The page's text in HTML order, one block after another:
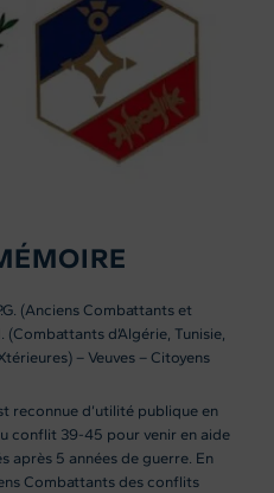
(Anciens Combattants et
(Combattants d’Algérie, Tunisie,
– Veuves – Citoyens
reconnue d’utilité publique en
conflit 39-45 pour venir en aide
après 5 années de guerre. En
Combattants des conflits